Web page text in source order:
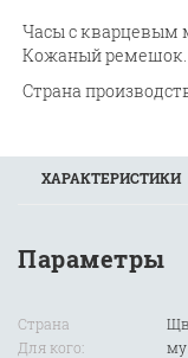
Часы с кварцевым
Кожаный ремешок.
Страна
ХАРАКТЕРИСТИКИ
Параметры
Страна
Для кого: